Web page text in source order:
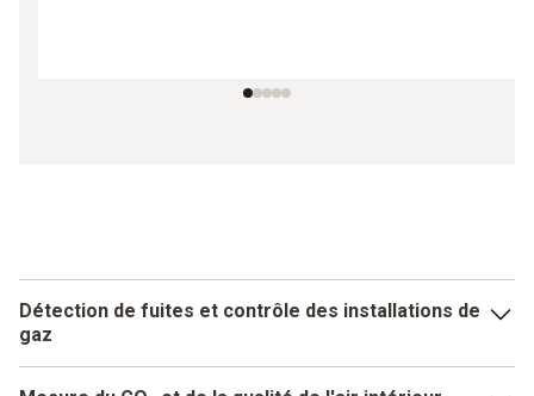
Détection de fuites et contrôle des installations de
gaz